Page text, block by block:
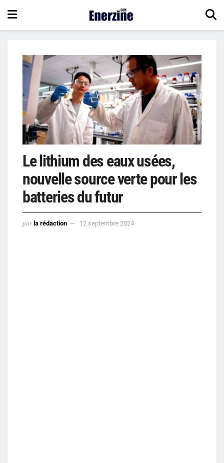
Le lithium des eaux usées,
nouvelle source verte pour les
batteries du futur
par la rédaction 12 septembre 2024